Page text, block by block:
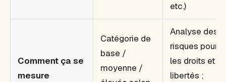
etc.)
Comment ça se
mesure
Catégorie de
base /
moyenne /
Analyse des
risques pour
les droits et
libertés ;